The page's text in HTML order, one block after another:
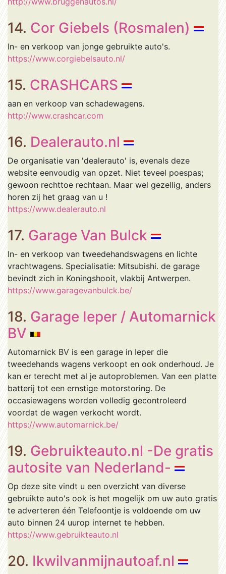
14. Cor Giebels (Rosmalen)
In- en verkoop van jonge gebruikte auto's.
https://www.corgiebelsauto.nl/
15. CRASHCARS
aan en verkoop van schadewagens.
http://www.crashcar.com
16. Dealerauto.nl
De organisatie van 'dealerauto' is, evenals deze
website eenvoudig van opzet. Niet teveel poespas;
gewoon rechttoe rechtaan. Maar wel gezellig, anders
horen zij het graag van u !
https://www.dealerauto.nl
17. Garage Van Bulck
In- en verkoop van tweedehandswagens en lichte
vrachtwagens. Specialisatie: Mitsubishi. de garage
bevindt zich in Koningshooit, vlakbij Antwerpen.
https://www.garagevanbulck.be/
18. Garage Ieper / Automarnick
BV
Automarnick BV is een garage in Ieper die
tweedehands wagens verkoopt en ook onderhoud. Je
kan er terecht met al je autoproblemen. Van een platte
batterij tot een ernstige motorstoring. De
occasiewagens worden volledig gecontroleerd
voordat de wagen verkocht wordt.
https://www.automarnick.be/
19. Gebruikteauto.nl -De gratis
autosite van Nederland-
Op deze site vindt u een overzicht van diverse
gebruikte auto's ook is het mogelijk om uw auto gratis
te adverteren één Telefoontje is voldoende om uw
auto binnen 24 uurop internet te hebben.
https://www.gebruikteauto.nl
20. Ikwilvanmijnautoaf.nl